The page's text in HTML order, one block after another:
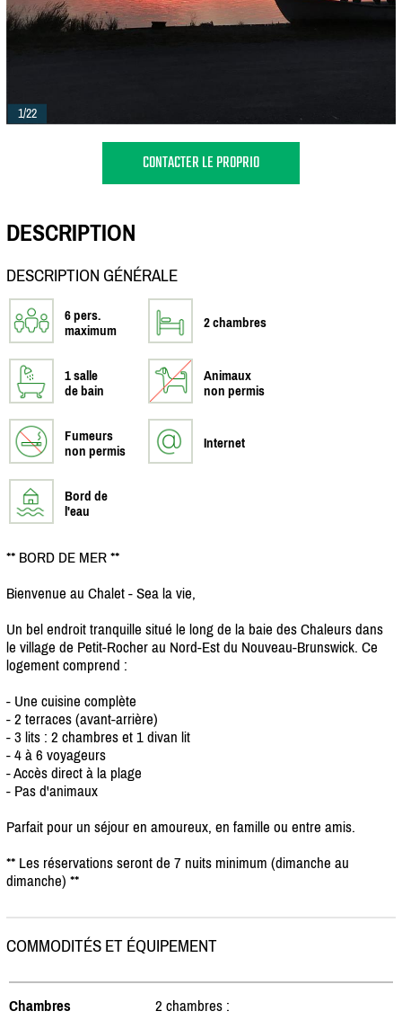
1/22
CONTACTER LE PROPRIO
DESCRIPTION
DESCRIPTION GÉNÉRALE
6 pers.
maximum
2 chambres
1 salle
de bain
Animaux
non permis
Fumeurs
non permis
Internet
Bord de
l'eau
** BORD DE MER **
Bienvenue au Chalet - Sea la vie,
Un bel endroit tranquille situé le long de la baie des Chaleurs dans
le village de Petit-Rocher au Nord-Est du Nouveau-Brunswick. Ce
logement comprend :
- Une cuisine complète
- 2 terraces (avant-arrière)
- 3 lits : 2 chambres et 1 divan lit
- 4 à 6 voyageurs
- Accès direct à la plage
- Pas d'animaux
Parfait pour un séjour en amoureux, en famille ou entre amis.
** Les réservations seront de 7 nuits minimum (dimanche au
dimanche) **
COMMODITÉS ET ÉQUIPEMENT
Chambres
2 chambres :